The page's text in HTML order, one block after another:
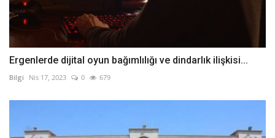
Ergenlerde dijital oyun bağımlılığı ve dindarlık ilişkisi...
Bilgi Nis 17, 2023 0 679